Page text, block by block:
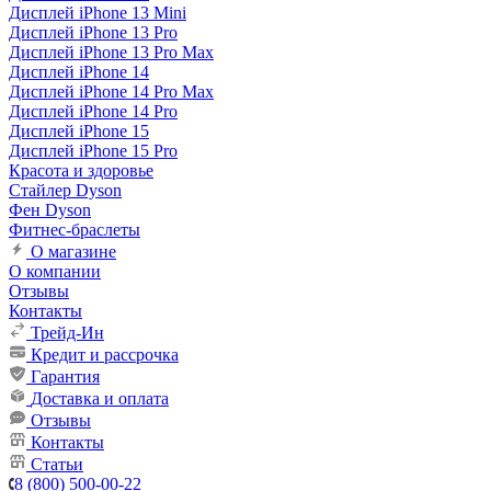
Дисплей iPhone 13 Mini
Дисплей iPhone 13 Pro
Дисплей iPhone 13 Pro Max
Дисплей iPhone 14
Дисплей iPhone 14 Pro Max
Дисплей iPhone 14 Pro
Дисплей iPhone 15
Дисплей iPhone 15 Pro
Красота и здоровье
Стайлер Dyson
Фен Dyson
Фитнес-браслеты
О магазине
О компании
Отзывы
Контакты
Трейд-Ин
Кредит и рассрочка
Гарантия
Доставка и оплата
Отзывы
Контакты
Статьи
8 (800) 500-00-22